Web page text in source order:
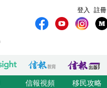
註冊
登入
信報視頻 移民攻略